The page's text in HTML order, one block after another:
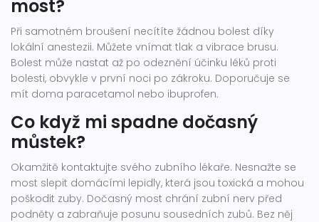
most?
Při samotném broušení necítíte žádnou bolest díky
lokální anestezii. Můžete vnímat tlak a vibrace brusu.
Bolest může nastat až po odeznění účinku léků proti
bolesti, obvykle v první noci po zákroku. Doporučuje se
mít doma paracetamol nebo ibuprofen.
Co když mi spadne dočasný
můstek?
Okamžitě kontaktujte svého zubního lékaře. Nesnažte se
most slepit domácími lepidly, která jsou toxická a mohou
poškodit zuby. Dočasný most chrání zubní nerv před
podněty a zabraňuje posunu sousedních zubů. Bez něj